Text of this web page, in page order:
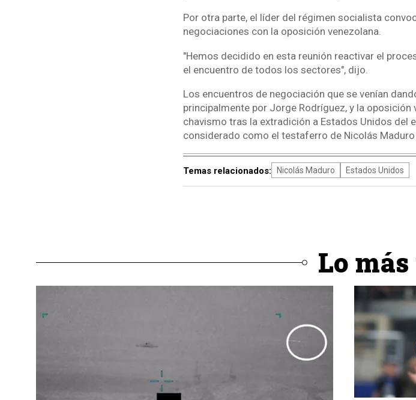
Por otra parte, el líder del régimen socialista
negociaciones con la oposición venezolana.
"Hemos decidido en esta reunión reactivar el
el encuentro de todos los sectores", dijo.
Los encuentros de negociación que se venían
principalmente por Jorge Rodríguez, y la
chavismo tras la extradición a Estados Unidos del
considerado como el testaferro de Nicolás
Temas relacionados: Nicolás Maduro Estados Unidos
Lo